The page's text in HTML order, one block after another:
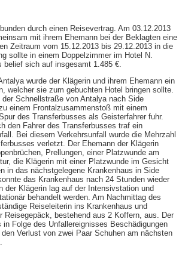
durch einen Reisevertrag. Am 03.12.2013
mit ihrem Ehemann bei der Beklagten eine
Zeitraum vom 15.12.2013 bis 29.12.2013 in die
sollte in einem Doppelzimmer im Hotel N.
belief sich auf insgesamt 1.485 €.
wurde der Klägerin und ihrem Ehemann ein
welcher sie zum gebuchten Hotel bringen sollte.
Schnellstraße von Antalya nach Side
einem Frontalzusammenstoß mit einem
des Transferbusses als Geisterfahrer fuhr.
den Fahrer des Transferbusses traf ein
Bei diesem Verkehrsunfall wurde die Mehrzahl
verletzt. Der Ehemann der Klägerin
Prellungen, einer Platzwunde am
die Klägerin mit einer Platzwunde im Gesicht
in das nächstgelegene Krankenhaus in Side
das Krankenhaus nach 24 Stunden wieder
der Klägerin lag auf der Intensivstation und
behandelt werden. Am Nachmittag des
Reiseleiterin ins Krankenhaus und
Reisegepäck, bestehend aus 2 Koffern, aus. Der
in Folge des Unfallereignisses Beschädigungen
Verlust von zwei Paar Schuhen am nächsten